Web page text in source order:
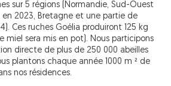
sur 5 régions (Normandie, Sud-Ouest
en 2023, Bretagne et une partie de
Ces ruches Goélia produiront 125 kg
miel sera mis en pot). Nous participons
directe de plus de 250 000 abeilles
plantons chaque année 1000 m ² de
nos résidences.